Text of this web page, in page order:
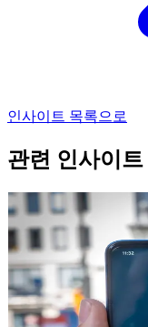
인사이트 목록으로
관련 인사이트